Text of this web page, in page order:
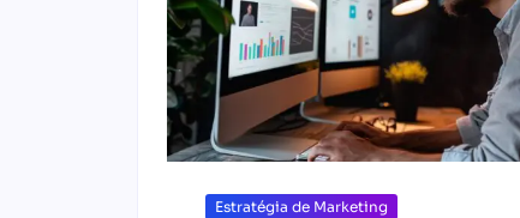
Estratégia de Marketing